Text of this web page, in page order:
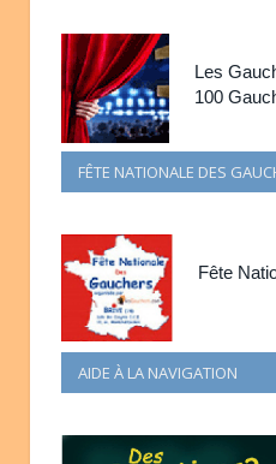
Les
100
FÊTE NATIONALE DES
Fête
AIDE À LA NAVIGATION